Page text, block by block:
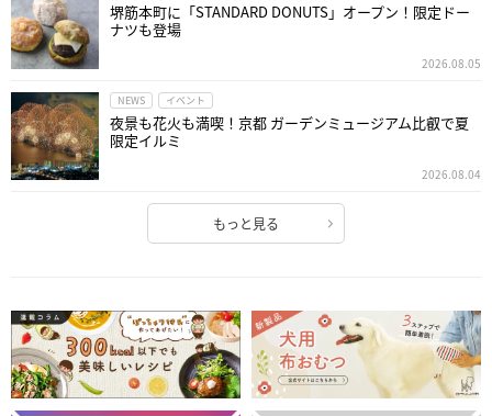
堺筋本町に「STANDARD DONUTS」オープン！限定ドー
ナツも登場
2026.08.05
NEWS イベント
夜景も花火も満喫！京都 ガーデンミュージアム比叡で夏
限定イルミ
2026.08.04
もっと見る